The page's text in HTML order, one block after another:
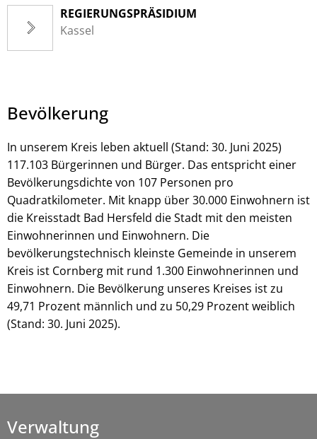
REGIERUNGSPRÄSIDIUM
Kassel
Bevölkerung
In unserem Kreis leben aktuell (Stand: 30. Juni 2025)
117.103 Bürgerinnen und Bürger. Das entspricht einer
Bevölkerungsdichte von 107 Personen pro
Quadratkilometer. Mit knapp über 30.000 Einwohnern ist
die Kreisstadt Bad Hersfeld die Stadt mit den meisten
Einwohnerinnen und Einwohnern. Die
bevölkerungstechnisch kleinste Gemeinde in unserem
Kreis ist Cornberg mit rund 1.300 Einwohnerinnen und
Einwohnern. Die Bevölkerung unseres Kreises ist zu
49,71 Prozent männlich und zu 50,29 Prozent weiblich
(Stand: 30. Juni 2025).
Verwaltung